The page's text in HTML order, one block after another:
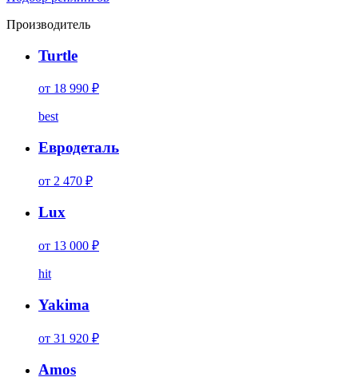
Производитель
Turtle
от 18 990 ₽
best
Евродеталь
от 2 470 ₽
Lux
от 13 000 ₽
hit
Yakima
от 31 920 ₽
Amos